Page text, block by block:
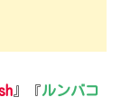
』『ルンバコ